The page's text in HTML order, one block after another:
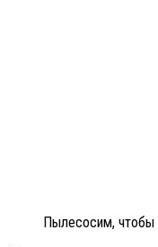
Пылесосим, чтобы